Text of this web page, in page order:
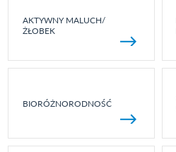
AKTYWNY MALUCH/
ŻŁOBEK
BIORÓŻNORODNOŚĆ